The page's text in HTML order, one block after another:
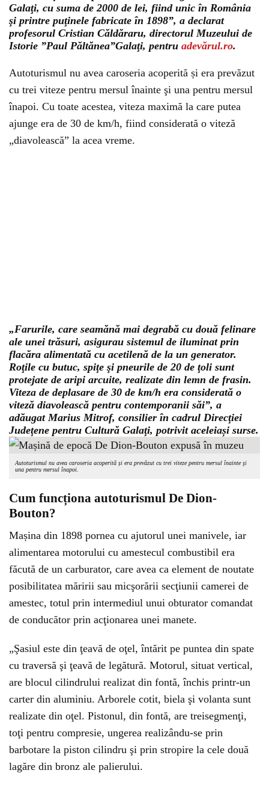
Galaţi, cu suma de 2000 de lei, fiind unic în România
şi printre puţinele fabricate în 1898”, a declarat
profesorul Cristian Căldăraru, directorul Muzeului de
Istorie ”Paul Păltănea”Galaţi, pentru adevărul.ro.
Autoturismul nu avea caroseria acoperită și era prevăzut
cu trei viteze pentru mersul înainte şi una pentru mersul
înapoi. Cu toate acestea, viteza maximă la care putea
ajunge era de 30 de km/h, fiind considerată o viteză
„diavolească” la acea vreme.
„Farurile, care seamănă mai degrabă cu două felinare
ale unei trăsuri, asigurau sistemul de iluminat prin
flacăra alimentată cu acetilenă de la un generator.
Roţile cu butuc, spiţe şi pneurile de 20 de ţoli sunt
protejate de aripi arcuite, realizate din lemn de frasin.
Viteza de deplasare de 30 de km/h era considerată o
viteză diavolească pentru contemporanii săi”, a
adăugat Marius Mitrof, consilier în cadrul Direcţiei
Judeţene pentru Cultură Galaţi, potrivit aceleiași surse.
Autoturismul nu avea caroseria acoperită și era prevăzut cu trei viteze pentru mersul înainte şi
una pentru mersul înapoi.
Cum funcționa autoturismul De Dion-
Bouton?
Mașina din 1898 pornea cu ajutorul unei manivele, iar
alimentarea motorului cu amestecul combustibil era
făcută de un carburator, care avea ca element de noutate
posibilitatea măririi sau micşorării secţiunii camerei de
amestec, totul prin intermediul unui obturator comandat
de conducător prin acţionarea unei manete.
„Şasiul este din ţeavă de oţel, întărit pe puntea din spate
cu traversă şi ţeavă de legătură. Motorul, situat vertical,
are blocul cilindrului realizat din fontă, închis printr-un
carter din aluminiu. Arborele cotit, biela şi volanta sunt
realizate din oţel. Pistonul, din fontă, are treisegmenţi,
toţi pentru compresie, ungerea realizându-se prin
barbotare la piston cilindru şi prin stropire la cele două
lagăre din bronz ale palierului.